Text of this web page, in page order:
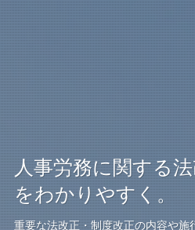
人事労務に関する
をわかりやすく。
重要な法改正・制度改正の内容や施